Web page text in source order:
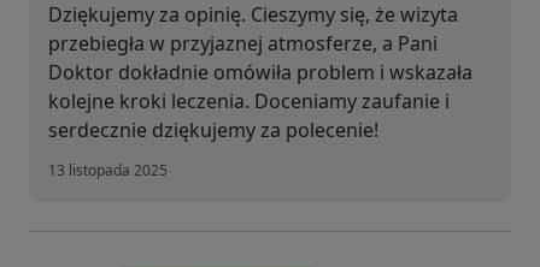
Dziękujemy za opinię. Cieszymy się, że wizyta
przebiegła w przyjaznej atmosferze, a Pani
Doktor dokładnie omówiła problem i wskazała
kolejne kroki leczenia. Doceniamy zaufanie i
serdecznie dziękujemy za polecenie!
13 listopada 2025